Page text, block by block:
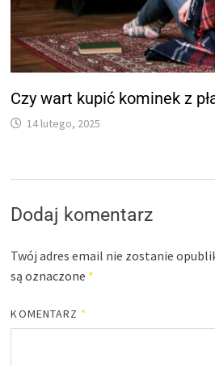
Czy wart kupić kominek z
14 lutego, 2025
Dodaj komentarz
Twój adres email nie zostanie
są oznaczone *
KOMENTARZ *